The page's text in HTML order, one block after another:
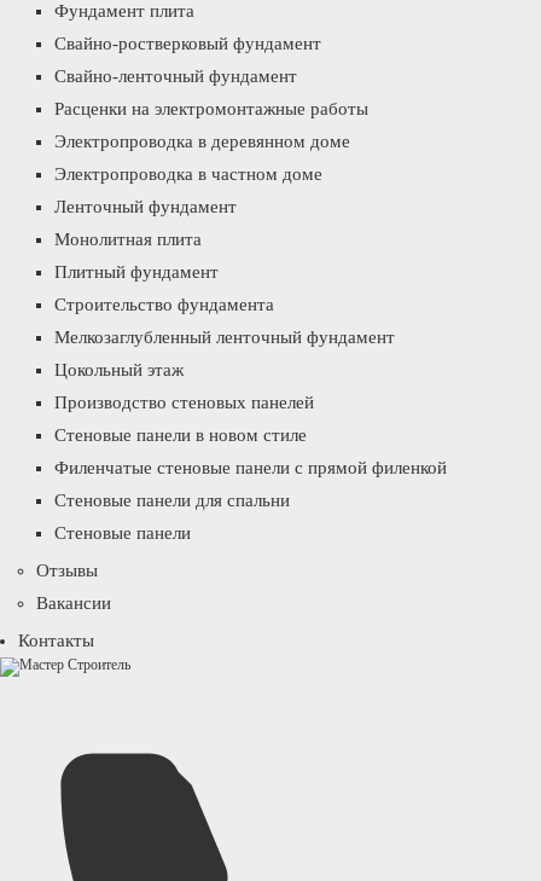
Фундамент плита
Свайно-ростверковый фундамент
Свайно-ленточный фундамент
Расценки на электромонтажные работы
Электропроводка в деревянном доме
Электропроводка в частном доме
Ленточный фундамент
Монолитная плита
Плитный фундамент
Строительство фундамента
Мелкозаглубленный ленточный фундамент
Цокольный этаж
Производство стеновых панелей
Стеновые панели в новом стиле
Филенчатые стеновые панели с прямой филенкой
Стеновые панели для спальни
Стеновые панели
Отзывы
Вакансии
Контакты